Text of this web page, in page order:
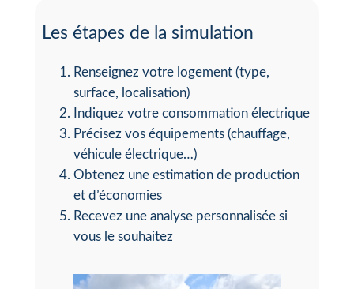
Les étapes de la simulation
Renseignez votre logement (type,
surface, localisation)
Indiquez votre consommation électrique
Précisez vos équipements (chauffage,
véhicule électrique…)
Obtenez une estimation de production
et d’économies
Recevez une analyse personnalisée si
vous le souhaitez